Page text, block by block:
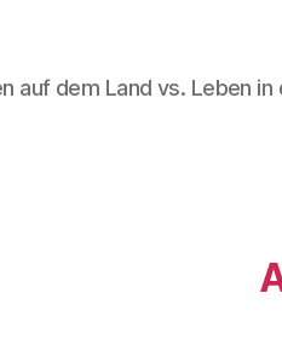
auf dem Land vs. Leben in